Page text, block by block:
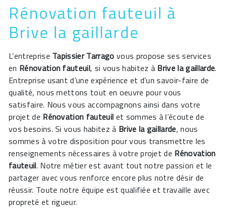
Rénovation fauteuil à
Brive la gaillarde
L’entreprise Tapissier Tarrago vous propose ses services
en Rénovation fauteuil, si vous habitez à Brive la gaillarde.
Entreprise usant d’une expérience et d’un savoir-faire de
qualité, nous mettons tout en oeuvre pour vous
satisfaire. Nous vous accompagnons ainsi dans votre
projet de Rénovation fauteuil et sommes à l’écoute de
vos besoins. Si vous habitez à Brive la gaillarde, nous
sommes à votre disposition pour vous transmettre les
renseignements nécessaires à votre projet de Rénovation
fauteuil. Notre métier est avant tout notre passion et le
partager avec vous renforce encore plus notre désir de
réussir. Toute notre équipe est qualifiée et travaille avec
propreté et rigueur.